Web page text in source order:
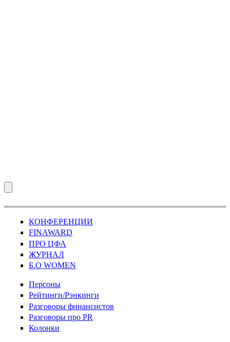
КОНФЕРЕНЦИИ
FINAWARD
ПРО ЦФА
ЖУРНАЛ
Б.О WOMEN
Персоны
Рейтинги/Рэнкинги
Разговоры финансистов
Разговоры про PR
Колонки